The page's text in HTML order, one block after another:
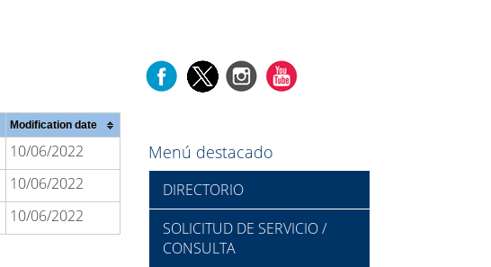
Modification date
10/06/2022
10/06/2022
10/06/2022
Menú destacado
DIRECTORIO
SOLICITUD DE SERVICIO /
CONSULTA